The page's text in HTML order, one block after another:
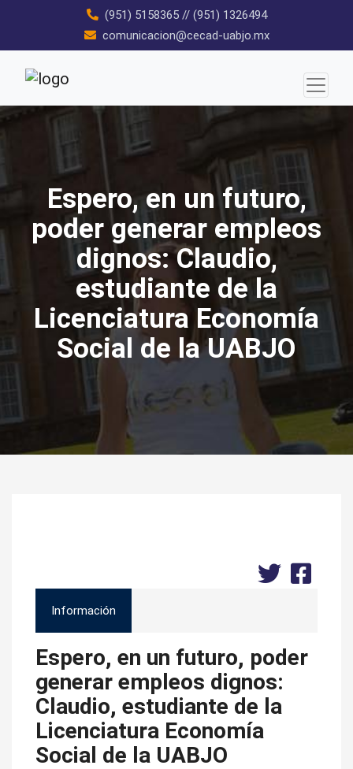
content
(951) 5158365// (951) 1326494
comunicacion@cecad-uabjo.mx
Espero, en un futuro,
poder generar empleos
dignos: Claudio,
estudiante de la
Licenciatura Economía
Social de la UABJO
Información
Espero, en un futuro, poder
generar empleos dignos:
Claudio, estudiante de la
Licenciatura Economía
Social de la UABJO